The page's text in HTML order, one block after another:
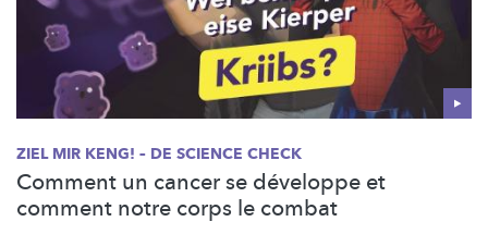
ZIEL MIR KENG! – DE SCIENCE CHECK
Comment un cancer se développe et
comment notre corps le combat